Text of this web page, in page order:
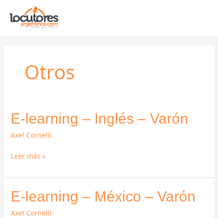
contenido
Otros
E-learning – Inglés – Varón
Axel Cornelli
E-
learning
–
–
Leer más »
E-learning – México – Varón
Axel Cornelli
E-
learning
–